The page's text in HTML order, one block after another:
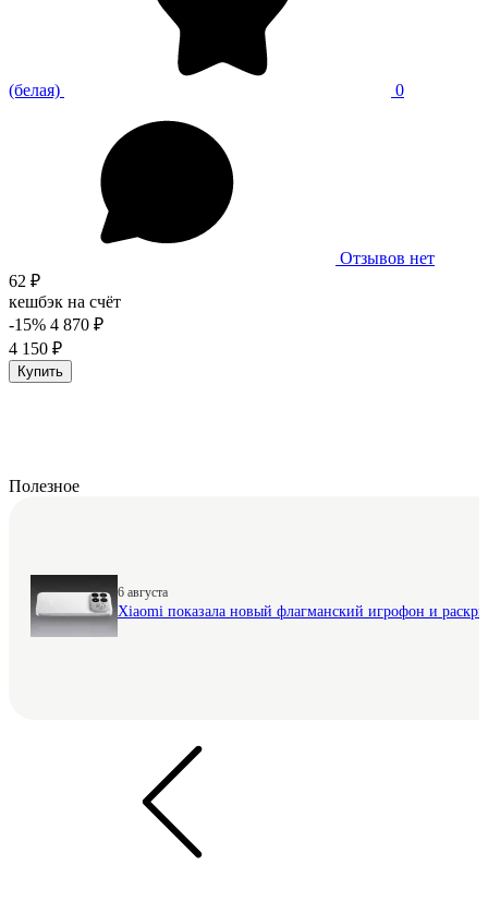
(белая) 0
Отзывов нет
62 ₽
кешбэк на счёт
-15% 4 870 ₽
4 150 ₽
Купить
Полезное
6 августа
Xiaomi показала новый флагманский игрофон и